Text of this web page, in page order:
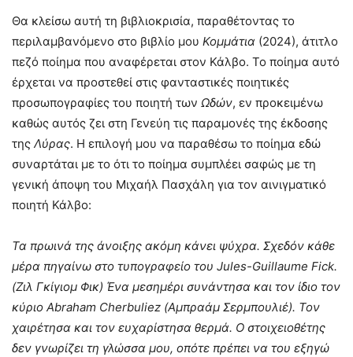
Θα κλείσω αυτή τη βιβλιοκρισία, παραθέτοντας το
περιλαμβανόμενο στο βιβλίο μου Κομμάτια (2024), άτιτλο
πεζό ποίημα που αναφέρεται στον Κάλβο. Το ποίημα αυτό
έρχεται να προστεθεί στις φανταστικές ποιητικές
προσωπογραφίες του ποιητή των Ωδών, εν προκειμένω
καθώς αυτός ζει στη Γενεύη τις παραμονές της έκδοσης
της Λύρας. Η επιλογή μου να παραθέσω το ποίημα εδώ
συναρτάται με το ότι το ποίημα συμπλέει σαφώς με τη
γενική άποψη του Μιχαήλ Πασχάλη για τον αινιγματικό
ποιητή Κάλβο:
Τα πρωινά της άνοιξης ακόμη κάνει ψύχρα. Σχεδόν κάθε
μέρα πηγαίνω στο τυπογραφείο του Jules-Guillaume Fick.
(Ζιλ Γκίγιομ Φικ) Ένα μεση­μέρι συνάντησα και τον ίδιο τον
κύριο Abraham Cherbuliez (Αμπραάμ Σερμπουλιέ). Τον
χαιρέτησα και τον ευχαρίστησα θερμά. Ο στοιχειοθέτης
δεν γνωρίζει τη γλώσσα μου, οπότε πρέπει να του εξηγώ